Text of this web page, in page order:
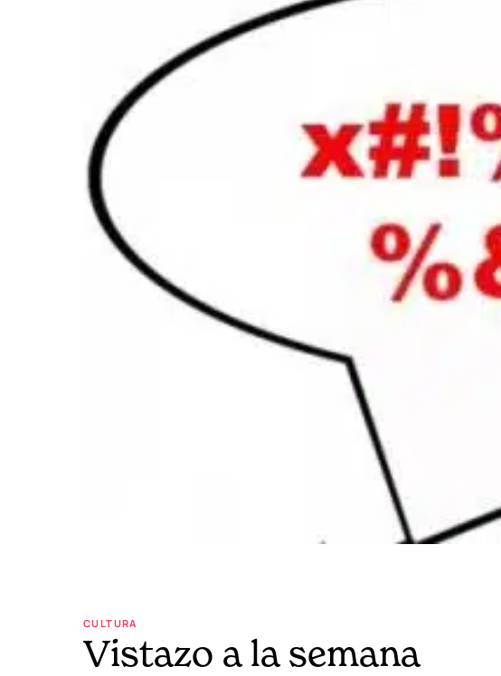
CULTURA
Vistazo a la semana